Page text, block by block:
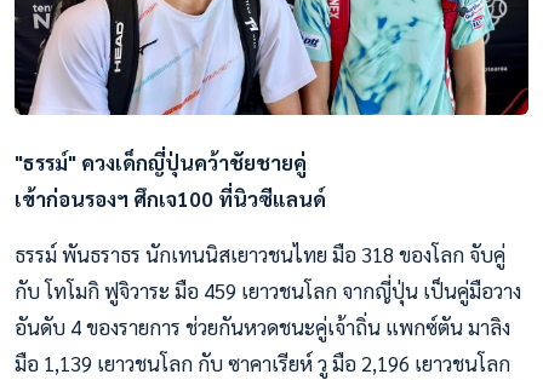
"ธรรม์" ควงเด็กญี่ปุ่นคว้าชัยชายคู่
เข้าก่อนรองฯ ศึกเจ100 ที่นิวซีแลนด์
ธรรม์ พันธราธร นักเทนนิสเยาวชนไทย มือ 318 ของโลก จับคู่
กับ โทโมกิ ฟูจิวาระ มือ 459 เยาวชนโลก จากญี่ปุ่น เป็นคู่มือวาง
อันดับ 4 ของรายการ ช่วยกันหวดชนะคู่เจ้าถิ่น แพกซ์ตัน มาลิง
มือ 1,139 เยาวชนโลก กับ ซาคาเรียห์ วู มือ 2,196 เยาวชนโลก